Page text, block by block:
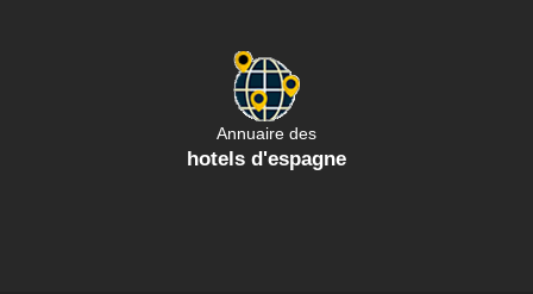
Annuaire des
hotels d'espagne